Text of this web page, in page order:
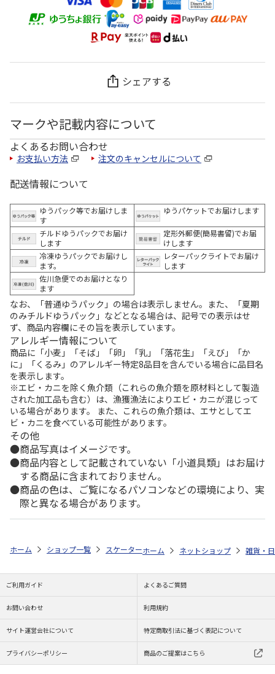
シェアする
マークや記載内容について
よくあるお問い合わせ
お支払い方法 注文のキャンセルについて
配送情報について
ゆうパック等でお届けしま
す
ゆうパケットでお届けします
チルドゆうパックでお届け
します
定形外郵便(簡易書留)でお届
けします
冷凍ゆうパックでお届けし
ます。
レターパックライトでお届け
します
佐川急便でのお届けとなり
ます
なお、「普通ゆうパック」の場合は表示しません。また、「夏期
のみチルドゆうパック」などとなる場合は、記号での表示はせ
ず、商品内容欄にその旨を表示しています。
アレルギー情報について
商品に「小麦」「そば」「卵」「乳」「落花生」「えび」「か
に」「くるみ」のアレルギー特定8品目を含んでいる場合に品目名
を表示します。
※エビ・カニを除く魚介類（これらの魚介類を原材料として製造
された加工品も含む）は、漁獲漁法によりエビ・カニが混じって
いる場合があります。 また、これらの魚介類は、エサとしてエ
ビ・カニを食べている可能性があります。
その他
商品写真はイメージです。
商品内容として記載されていない「小道具類」はお届け
する商品に含まれておりません。
商品の色は、ご覧になるパソコンなどの環境により、実
際と異なる場合があります。
ホーム ショップ一覧 スケーター 抗菌 食洗機対応 プラコップ ベイ
ホーム ネットショップ 雑貨・
ご利用ガイド よくあるご質問
お問い合わせ 利用規約
サイト運営会社について 特定商取引法に基づく表記について
プライバシーポリシー 商品のご提案はこちら